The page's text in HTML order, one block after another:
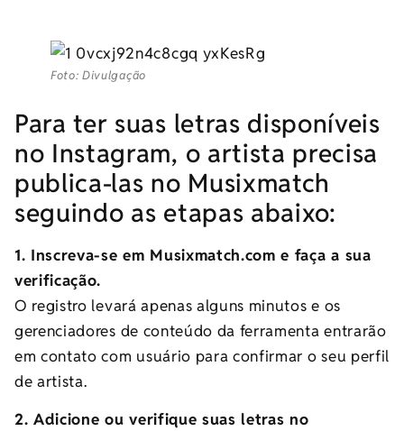
Foto: Divulgação
Para ter suas letras disponíveis
no Instagram, o artista precisa
publica-las no Musixmatch
seguindo as etapas abaixo:
1. Inscreva-se em Musixmatch.com e faça a sua
verificação.
O registro levará apenas alguns minutos e os
gerenciadores de conteúdo da ferramenta entrarão
em contato com usuário para confirmar o seu perfil
de artista.
2. Adicione ou verifique suas letras no